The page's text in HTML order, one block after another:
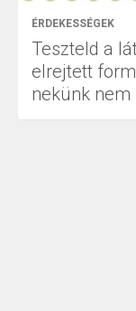
ÉRDEKESSÉGEK
Teszteld a
elrejtett
nekünk